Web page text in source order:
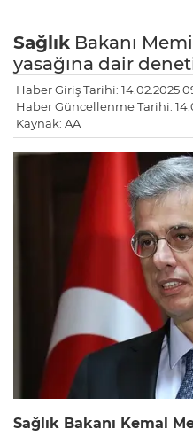
Sağlık Bakanı
yasağına dair
Haber Giriş Tarihi: 14.02.2025
Haber Güncellenme Tarihi:
Kaynak: AA
Sağlık Bakanı Kemal